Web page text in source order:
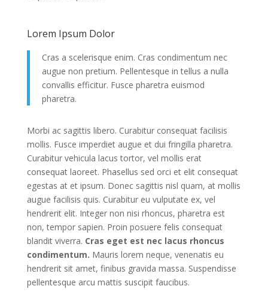
Lorem Ipsum Dolor
Cras a scelerisque enim. Cras condimentum nec
augue non pretium. Pellentesque in tellus a nulla
convallis efficitur. Fusce pharetra euismod
pharetra.
Morbi ac sagittis libero. Curabitur consequat facilisis
mollis. Fusce imperdiet augue et dui fringilla pharetra.
Curabitur vehicula lacus tortor, vel mollis erat
consequat laoreet. Phasellus sed orci et elit consequat
egestas at et ipsum. Donec sagittis nisl quam, at mollis
augue facilisis quis. Curabitur eu vulputate ex, vel
hendrerit elit. Integer non nisi rhoncus, pharetra est
non, tempor sapien. Proin posuere felis consequat
blandit viverra. Cras eget est nec lacus rhoncus
condimentum. Mauris lorem neque, venenatis eu
hendrerit sit amet, finibus gravida massa. Suspendisse
pellentesque arcu mattis suscipit faucibus.